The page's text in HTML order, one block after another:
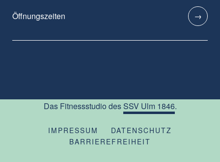
Öffnungszeiten
Das Fitnessstudio des SSV Ulm 1846.
IMPRESSUM
DATENSCHUTZ
BARRIEREFREIHEIT